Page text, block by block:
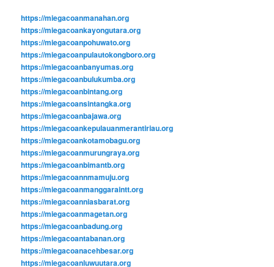
https://miegacoanmanahan.org
https://miegacoankayongutara.org
https://miegacoanpohuwato.org
https://miegacoanpulautokongboro.org
https://miegacoanbanyumas.org
https://miegacoanbulukumba.org
https://miegacoanbintang.org
https://miegacoansintangka.org
https://miegacoanbajawa.org
https://miegacoankepulauanmerantiriau.org
https://miegacoankotamobagu.org
https://miegacoanmurungraya.org
https://miegacoanbimantb.org
https://miegacoannmamuju.org
https://miegacoanmanggaraintt.org
https://miegacoanniasbarat.org
https://miegacoanmagetan.org
https://miegacoanbadung.org
https://miegacoantabanan.org
https://miegacoanacehbesar.org
https://miegacoanluwuutara.org